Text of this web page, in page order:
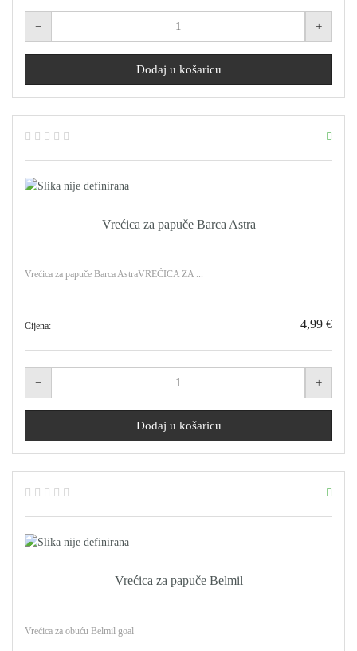
Vrećica za papuče Barca Astra
Vrećica za papuče Barca AstraVREĆICA ZA ...
Cijena: 4,99 €
Vrećica za papuče Belmil
Vrećica za obuću Belmil goal